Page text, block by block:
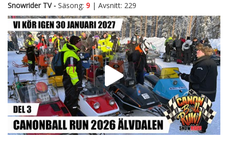
Snowrider TV - Säsong: 9 | Avsnitt: 229